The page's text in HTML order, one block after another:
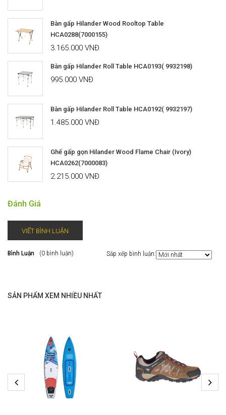
Bàn gấp Hilander Wood Rooltop Table
HCA0288(7000155)
3.165.000 VNĐ
Bàn gấp Hilander Roll Table HCA0193( 9932198)
995.000 VNĐ
Bàn gấp Hilander Roll Table HCA0192( 9932197)
1.485.000 VNĐ
Ghế gấp gọn Hilander Wood Flame Chair (Ivory)
HCA0262(7000083)
2.215.000 VNĐ
Đánh Giá
VIẾT BÌNH LUẬN
Bình Luận (0 bình luận) Sắp xếp bình luận:
SẢN PHẨM XEM NHIỀU NHẤT